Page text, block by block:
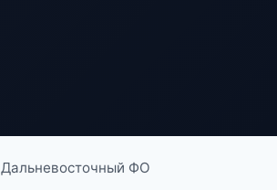
Дальневосточный ФО